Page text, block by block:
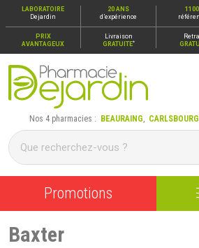
LABORATOIRE
Dejardin
20 ANS
d’expérience
PRIX
AVANTAGEUX
Livraison
GRATUITE*
Pharmacie Dejardin Nos 4
Nos 4 pharmacies : BEAURAING, CARLSBOURG
Promotions
Baxter